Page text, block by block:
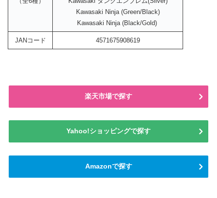
Kawasaki Ninja (Green/Black)
Kawasaki Ninja (Black/Gold)
JANコード 4571675908619
楽天市場で探す
Yahoo!ショッピングで探す
Amazonで探す